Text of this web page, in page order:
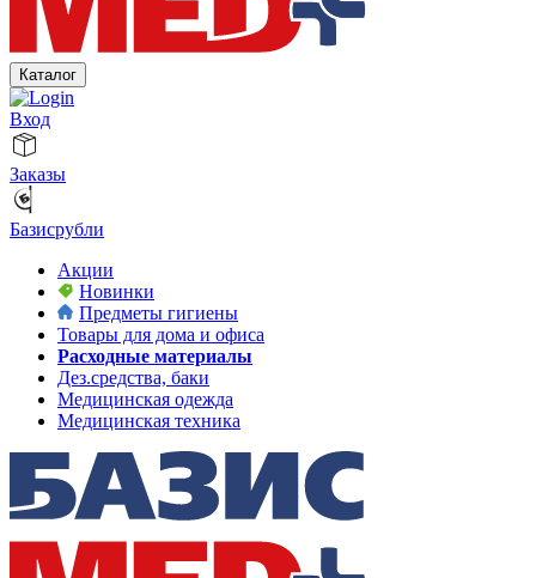
Каталог
Вход
Заказы
Базисрубли
Акции
Новинки
Предметы гигиены
Товары для дома и офиса
Расходные материалы
Дез.средства, баки
Медицинская одежда
Медицинская техника